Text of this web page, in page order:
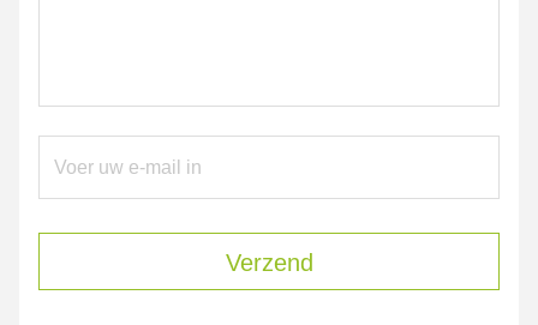
Verzend